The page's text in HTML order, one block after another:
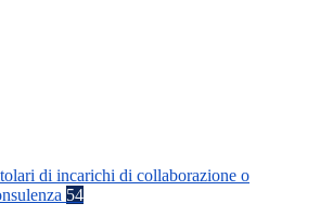
di incarichi di collaborazione o
54